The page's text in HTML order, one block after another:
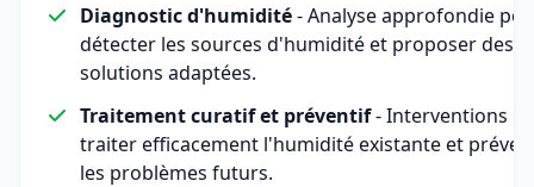
Diagnostic d'humidité- Analyse approfondie
détecter les sources d'humidité et proposer des
solutions adaptées.
Traitement curatif et préventif- Interventions
traiter efficacement l'humidité existante et
les problèmes futurs.